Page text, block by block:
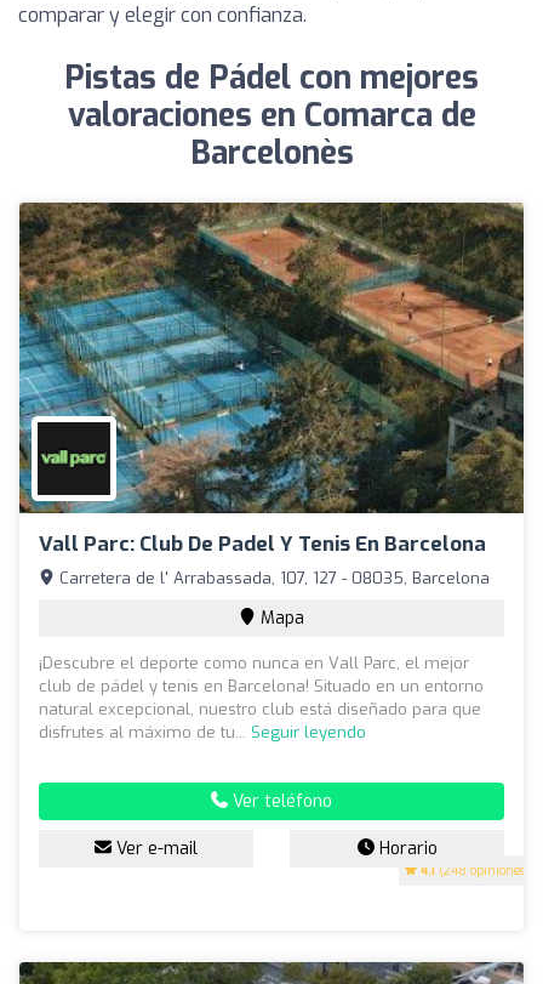
comparar y elegir con confianza.
Pistas de Pádel con mejores
valoraciones en Comarca de
Barcelonès
Vall Parc: Club De Padel Y Tenis En Barcelona
4.1 (248 opiniones)
Carretera de l' Arrabassada, 107, 127 - 08035, Barcelona
Mapa
¡Descubre el deporte como nunca en Vall Parc, el mejor
club de pádel y tenis en Barcelona! Situado en un entorno
natural excepcional, nuestro club está diseñado para que
disfrutes al máximo de tu... Seguir leyendo
Ver teléfono
Ver e-mail Horario